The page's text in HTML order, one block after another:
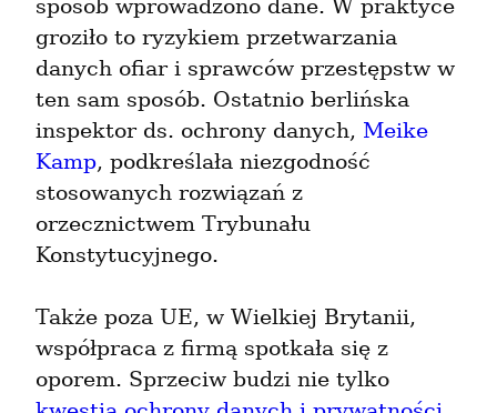
sposób wprowadzono dane. W praktyce
groziło to ryzykiem przetwarzania
danych ofiar i sprawców przestępstw w
ten sam sposób. Ostatnio berlińska
inspektor ds. ochrony danych, Meike
Kamp, podkreślała niezgodność
stosowanych rozwiązań z
orzecznictwem Trybunału
Konstytucyjnego.
Także poza UE, w Wielkiej Brytanii,
współpraca z firmą spotkała się z